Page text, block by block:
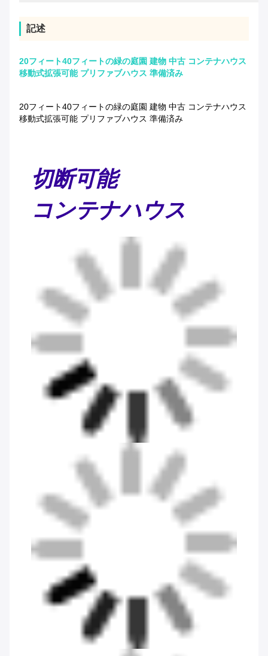
記述
20フィート40フィートの緑の庭園 建物 中古 コンテナハウス
移動式拡張可能 プリファブハウス 準備済み
20フィート40フィートの緑の庭園 建物 中古 コンテナハウス
移動式拡張可能 プリファブハウス 準備済み
切断可能
コンテナハウス